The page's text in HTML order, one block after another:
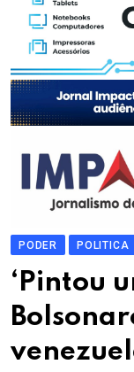
PODER POLITICA
‘Pintou